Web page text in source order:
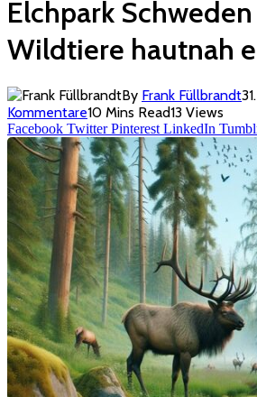
Elchpark
Wildtiere hautnah
By Frank Füllbrandt
Kommentare10 Mins Read13 Views
Facebook Twitter Pinterest LinkedIn